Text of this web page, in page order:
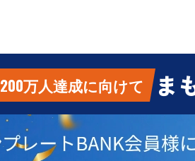
200万人達成に向けて ま